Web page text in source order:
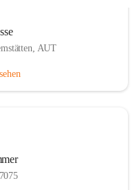
AUT